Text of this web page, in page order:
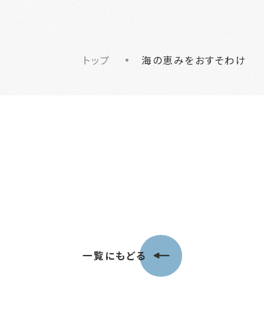
トップ 海の恵みをおすそわけ
一覧にもどる